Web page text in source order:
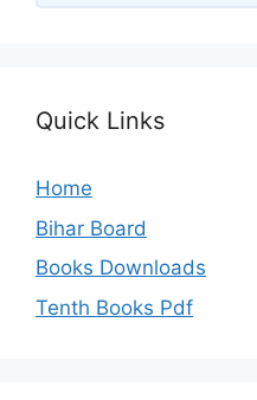
Quick Links
Home
Bihar Board
Books Downloads
Tenth Books Pdf